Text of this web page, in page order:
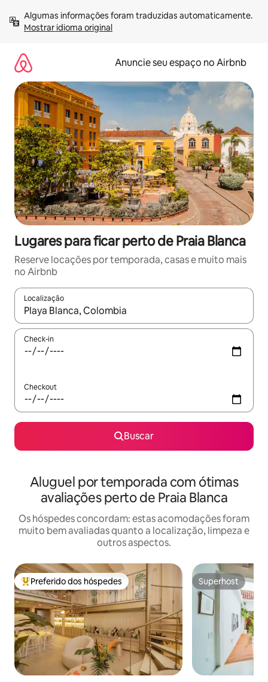
para
Mostrar idioma original
Anuncie seu espaço no Airbnb
Lugares para ficar perto de Praia Blanca
Reserve locações por temporada, casas e muito mais
no Airbnb
Localização
Quando os resultados estiverem disponíveis, explore-os
Check-in
Checkout
Buscar
Aluguel por temporada com ótimas
avaliações perto de Praia Blanca
Os hóspedes concordam: estas acomodações foram
muito bem avaliadas quanto a localização, limpeza e
outros aspectos.
Entre os melhores preferidos dos hóspedes
Preferido dos hóspedes Superhost
Superhost